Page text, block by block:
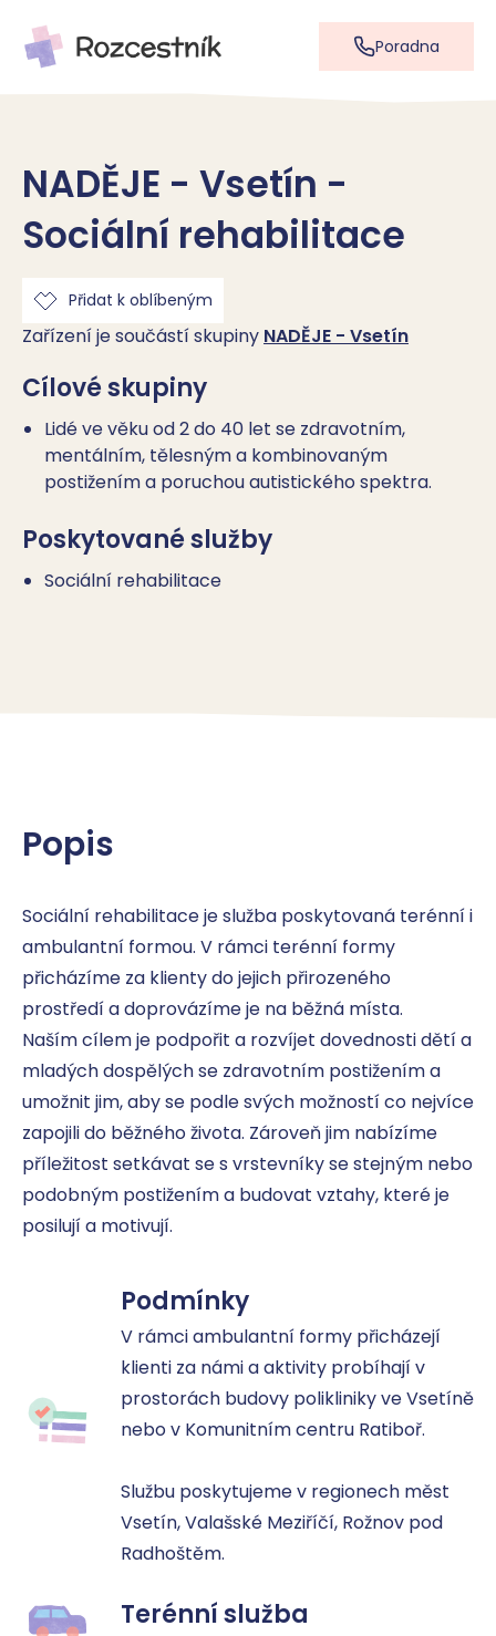
Poradna
NADĚJE - Vsetín -
Sociální rehabilitace
Přidat k oblíbeným
Zařízení je součástí skupiny NADĚJE - Vsetín
Cílové skupiny
Lidé ve věku od 2 do 40 let se zdravotním,
mentálním, tělesným a kombinovaným
postižením a poruchou autistického spektra.
Poskytované služby
Sociální rehabilitace
Popis
Sociální rehabilitace je služba poskytovaná terénní i
ambulantní formou. V rámci terénní formy
přicházíme za klienty do jejich přirozeného
prostředí a doprovázíme je na běžná místa.
Naším cílem je podpořit a rozvíjet dovednosti dětí a
mladých dospělých se zdravotním postižením a
umožnit jim, aby se podle svých možností co nejvíce
zapojili do běžného života. Zároveň jim nabízíme
příležitost setkávat se s vrstevníky se stejným nebo
podobným postižením a budovat vztahy, které je
posilují a motivují.
Podmínky
V rámci ambulantní formy přicházejí
klienti za námi a aktivity probíhají v
prostorách budovy polikliniky ve Vsetíně
nebo v Komunitním centru Ratiboř.
Službu poskytujeme v regionech měst
Vsetín, Valašské Meziříčí, Rožnov pod
Radhoštěm.
Terénní služba